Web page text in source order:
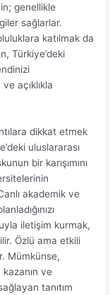
genellikle
sağlarlar.
katılmak da
Türkiye’deki
açıklıkla
dikkat etmek
uluslararası
bir karışımını
akademik ve
iletişim kurmak,
Özlü ama etkili
Mümkünse,
ve
tanıtım